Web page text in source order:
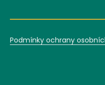
Podmínky ochrany